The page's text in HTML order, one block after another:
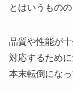
とはいうもの
品質や性能が
対応するため
本末転倒になっ